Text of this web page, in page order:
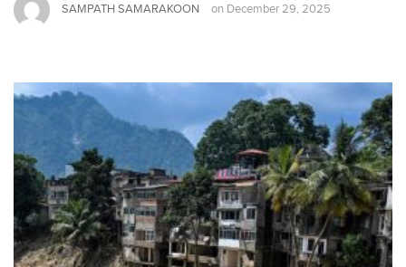
SAMPATH SAMARAKOON on December 29, 2025